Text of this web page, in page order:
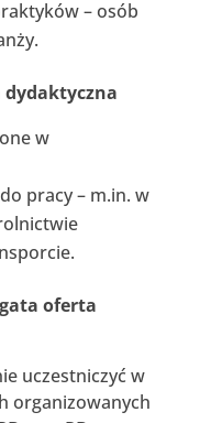
– osób
w
pracy – m.in. w
oferta
uczestniczyć w
organizowanych